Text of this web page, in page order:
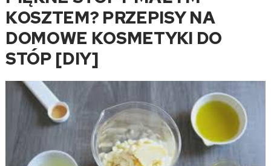
KOSZTEM? PRZEPISY NA
DOMOWE KOSMETYKI DO
STÓP [DIY]